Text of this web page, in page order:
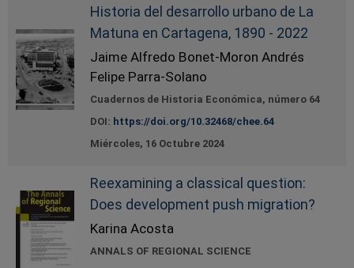
Historia del desarrollo urbano de La
Matuna en Cartagena, 1890 - 2022
Jaime Alfredo Bonet-Moron Andrés
Felipe Parra-Solano
Cuadernos de Historia Económica, número 64
DOI: https://doi.org/10.32468/chee.64
Miércoles, 16 Octubre 2024
Reexamining a classical question:
Does development push migration?
Karina Acosta
ANNALS OF REGIONAL SCIENCE